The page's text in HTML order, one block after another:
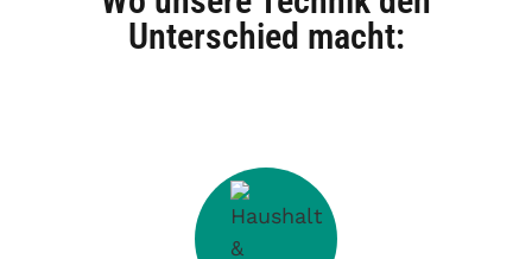
Unterschied macht: